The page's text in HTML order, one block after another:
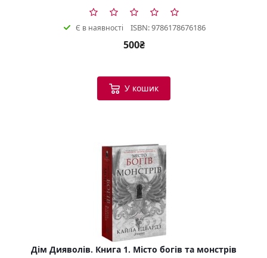
Є в наявності ISBN: 9786178676186
500₴
У кошик
Дім Дияволів. Книга 1. Місто богів та монстрів